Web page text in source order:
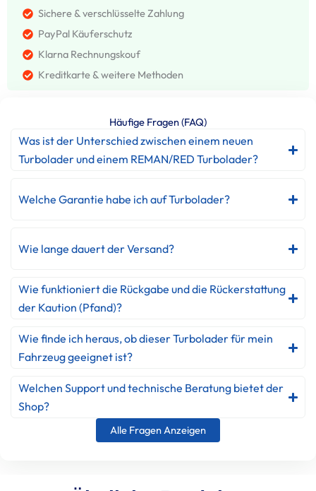
Sichere & verschlüsselte Zahlung
PayPal Käuferschutz
Klarna Rechnungskouf
Kreditkarte & weitere Methoden
Häufige Fragen (FAQ)
Was ist der Unterschied zwischen einem neuen
Turbolader und einem REMAN/RED Turbolader?
Welche Garantie habe ich auf Turbolader?
Wie lange dauert der Versand?
Wie funktioniert die Rückgabe und die Rückerstattung
der Kaution (Pfand)?
Wie finde ich heraus, ob dieser Turbolader für mein
Fahrzeug geeignet ist?
Welchen Support und technische Beratung bietet der
Shop?
Alle Fragen Anzeigen